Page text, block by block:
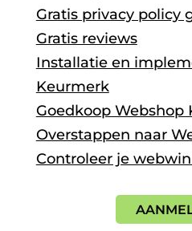
Gratis privacy policy
Gratis reviews
Installatie en
Keurmerk
Goedkoop Webshop
Overstappen naar
Controleer je